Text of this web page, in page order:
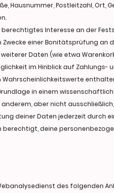
Hausnummer, Postleitzahl,
berechtigtes Interesse an der
Zwecke einer Bonitätsprüfung
Daten (wie etwa
im Hinblick auf Zahlungs-
in einem
aber nicht
deiner Daten jederzeit durch
deine
des folgenden